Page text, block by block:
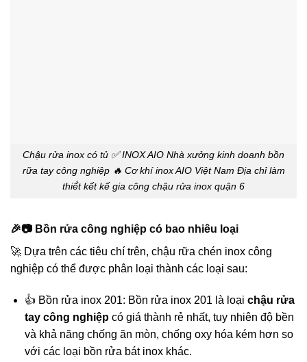
Chậu rửa inox có tủ ✅ INOX AIO Nhà xưởng kinh doanh bồn
rữa tay công nghiệp 🔥 Cơ khí inox AIO Việt Nam Địa chỉ làm
thiế́t kết kế gia công chậu rửa inox quận 6
🎉📷 Bồn rửa công nghiệp có bao nhiêu loại
🚀 Dựa trên các tiêu chí trên, chậu rữa chén inox công
nghiệp có thể được phân loại thành các loại sau:
👍 Bồn rửa inox 201: Bồn rửa inox 201 là loại chậu rửa
tay công nghiệpcó giá thành rẻ nhất, tuy nhiên độ bền
và khả năng chống ăn mòn, chống oxy hóa kém hơn so
với các loại bồn rửa bát inox khác.